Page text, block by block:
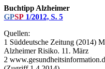
Buchtipp Alzheimer
GPSP 1/2012, S. 5
Quellen:
1 Süddeutsche Zeitung (2014)
Alzheimer Risiko. 11. März
2